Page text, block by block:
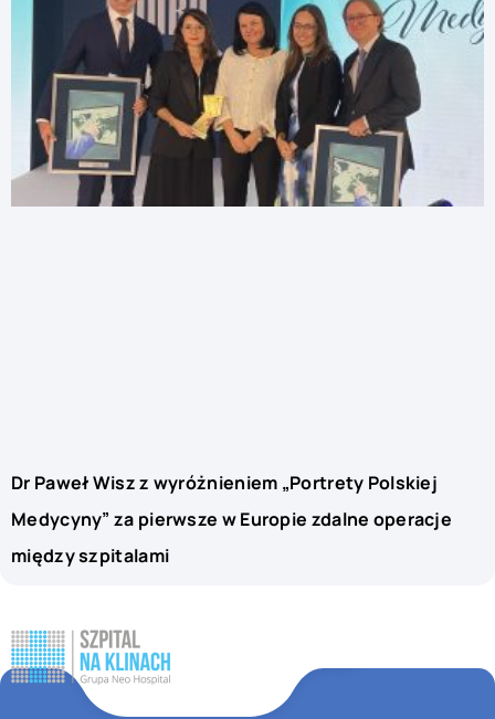
Dr Paweł Wisz z wyróżnieniem „Portrety Polskiej
Medycyny” za pierwsze w Europie zdalne operacje
między szpitalami